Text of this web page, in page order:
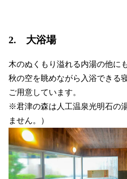
2. 大浴場
木のぬくもり溢れる内湯の他に
秋の空を眺めながら入浴できる
ご用意しています。
※君津の森は人工温泉光明石の
ません。）